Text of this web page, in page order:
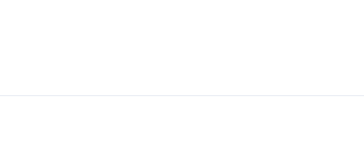
求承诺的项目负责人情况